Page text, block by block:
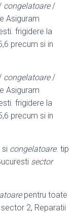
congelatoare/
Asiguram
frigidere la
precum si in
congelatoare/
Asiguram
frigidere la
precum si in
si congelatoare. tip
sector
pentru toate
2, Reparatii